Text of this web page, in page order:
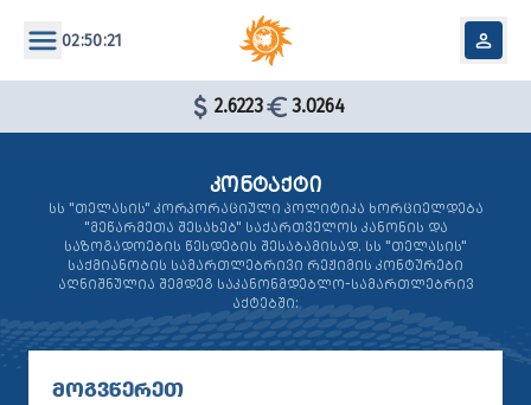
02:50:21
2.6223 3.0264
ᲙᲝᲜᲢᲐᲥᲢᲘ
ᲡᲡ "ᲗᲔᲚᲐᲡᲘᲡ" ᲙᲝᲠᲞᲝᲠᲐᲪᲘᲣᲚᲘ ᲞᲝᲚᲘᲢᲘᲙᲐ ᲮᲝᲠᲪᲘᲔᲚᲓᲔᲑᲐ
"ᲛᲔᲬᲐᲠᲛᲔᲗᲐ ᲨᲔᲡᲐᲮᲔᲑ" ᲡᲐᲥᲐᲠᲗᲕᲔᲚᲝᲡ ᲙᲐᲜᲝᲜᲘᲡ ᲓᲐ
ᲡᲐᲖᲝᲒᲐᲓᲝᲔᲑᲘᲡ ᲬᲔᲡᲓᲔᲑᲘᲡ ᲨᲔᲡᲐᲑᲐᲛᲘᲡᲐᲓ. ᲡᲡ "ᲗᲔᲚᲐᲡᲘᲡ"
ᲡᲐᲥᲛᲘᲐᲜᲝᲑᲘᲡ ᲡᲐᲛᲐᲠᲗᲚᲔᲑᲠᲘᲕᲘ ᲠᲔᲟᲘᲛᲘᲡ ᲙᲝᲜᲢᲣᲠᲔᲑᲘ
ᲐᲦᲜᲘᲨᲜᲣᲚᲘᲐ ᲨᲔᲛᲓᲔᲒ ᲡᲐᲙᲐᲜᲝᲜᲛᲓᲔᲑᲚᲝ-ᲡᲐᲛᲐᲠᲗᲚᲔᲑᲠᲘᲕ
ᲐᲥᲢᲔᲑᲨᲘ:
ᲛᲝᲒᲕᲬᲔᲠᲔᲗ